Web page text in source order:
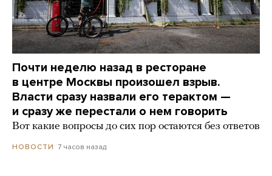
Почти неделю назад в ресторане
в центре Москвы произошел взрыв.
Власти сразу назвали его терактом —
и сразу же перестали о нем говорить
Вот какие вопросы до сих пор остаются без ответов
НОВОСТИ 7 часов назад